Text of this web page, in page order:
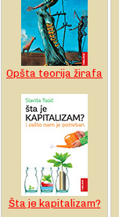
Opšta teorija žirafa
Šta je kapitalizam?